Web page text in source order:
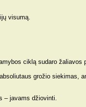
visumą.
ciklą sudaro
grožio siekimas,
– javams džiovinti.